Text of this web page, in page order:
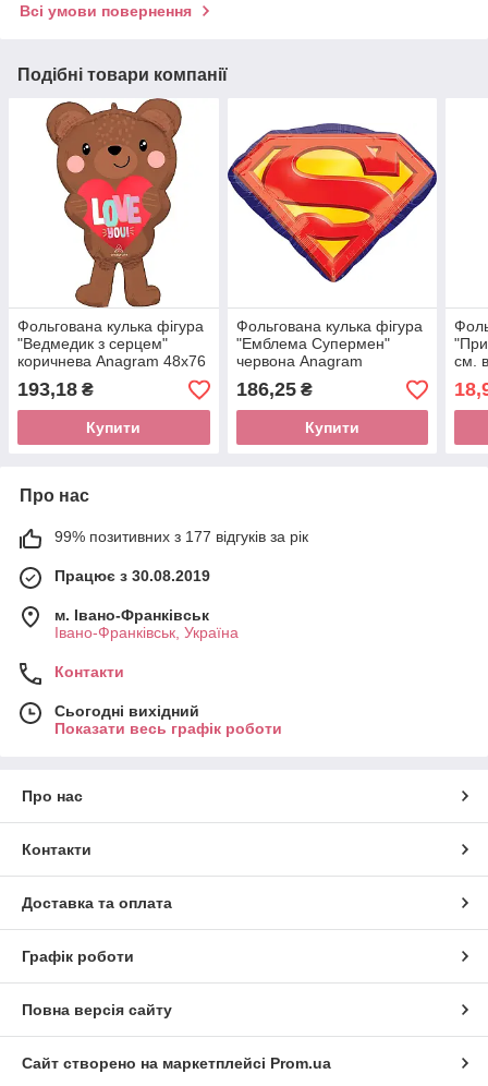
Всі умови повернення
Подібні товари компанії
Фольгована кулька фігура
"Ведмедик з серцем"
коричнева Anagram 48х76
см (1см).
193,18 ₴
Купити
Фольгована кулька фігура
"Емблема Супермен"
червона Anagram
66х50см. (1шт)
186,25₴
Купити
см.
Про нас
99% позитивних з 177 відгуків за рік
Працює з 30.08.2019
м. Івано-Франківськ
Івано-Франківськ, Україна
Контакти
Сьогодні вихідний
Показати весь графік роботи
Про нас
Контакти
Доставка та оплата
Графік роботи
Повна версія сайту
Сайт створено на маркетплейсі Prom.ua